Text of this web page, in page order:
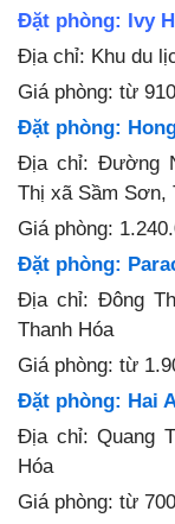
Đặt phòng: Ivy
Địa chỉ: Khu du
Giá phòng: từ
Đặt phòng:
Địa chỉ: Đường
Thị xã Sầm Sơn,
Giá phòng:
Đặt phòng:
Địa chỉ: Đông
Thanh Hóa
Giá phòng: từ
Đặt phòng: Hai
Địa chỉ: Quang
Hóa
Giá phòng: từ